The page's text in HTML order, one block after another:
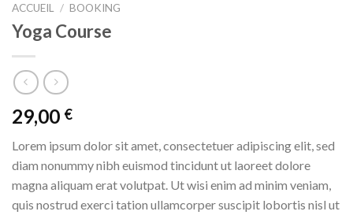
ACCUEIL / BOOKING
Yoga Course
29,00 €
Lorem ipsum dolor sit amet, consectetuer adipiscing elit, sed
diam nonummy nibh euismod tincidunt ut laoreet dolore
magna aliquam erat volutpat. Ut wisi enim ad minim veniam,
quis nostrud exerci tation ullamcorper suscipit lobortis nisl ut